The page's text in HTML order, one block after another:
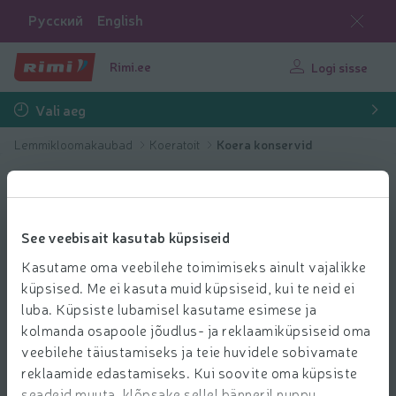
See veebisait kasutab küpsiseid
Kasutame oma veebilehe toimimiseks ainult vajalikke
küpsised. Me ei kasuta muid küpsiseid, kui te neid ei
luba. Küpsiste lubamisel kasutame esimese ja
kolmanda osapoole jõudlus- ja reklaamiküpsiseid oma
veebilehe täiustamiseks ja teie huvidele sobivamate
reklaamide edastamiseks. Kui soovite oma küpsiste
Русский English
Rimi.ee Logi sisse
Vali aeg
Lemmikloomakaubad Koeratoit Koera konservid